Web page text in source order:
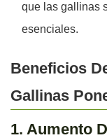
que las gallinas
esenciales.
Beneficios
Gallinas
1. Aumento